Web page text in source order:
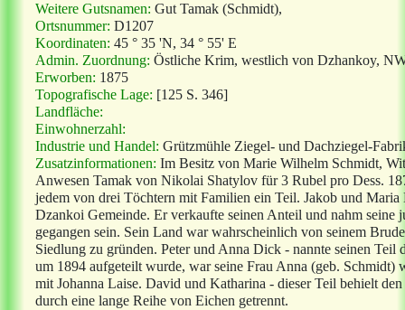
Weitere Gutsnamen: Gut Tamak (Schmidt),
Ortsnummer: D1207
Koordinaten: 45 ° 35 'N, 34 ° 55' E
Admin. Zuordnung: Östliche Krim, westlich von Dzhankoy,
Erworben: 1875
Topografische Lage: [125 S. 346]
Landfläche:
Einwohnerzahl:
Industrie und Handel: Grützmühle Ziegel- und Dachziegel-
Zusatzinformationen: Im Besitz von Marie Wilhelm Schmidt,
Anwesen Tamak von Nikolai Shatylov für 3 Rubel pro Dess.
jedem von drei Töchtern mit Familien ein Teil. Jakob und
Dzankoi Gemeinde. Er verkaufte seinen Anteil und nahm
gegangen sein. Sein Land war wahrscheinlich von seinem
Siedlung zu gründen. Peter und Anna Dick - nannte seinen
um 1894 aufgeteilt wurde, war seine Frau Anna (geb. Schmidt)
mit Johanna Laise. David und Katharina - dieser Teil behielt
durch eine lange Reihe von Eichen getrennt.